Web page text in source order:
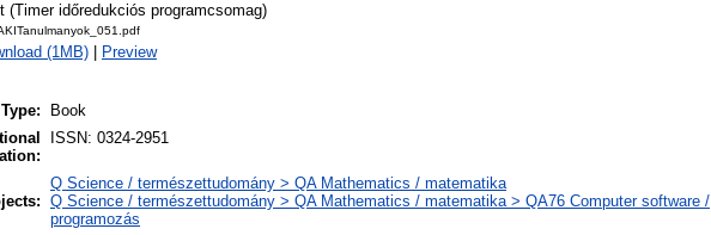
(Timer időredukciós programcsomag)
(1MB) Preview
Book
ISSN: 0324-2951
Q Science / természettudomány > QA Mathematics / matematika
Q Science / természettudomány > QA Mathematics / matematika > QA76 Computer software /
programozás